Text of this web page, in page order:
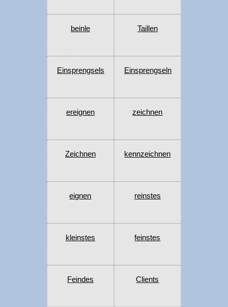
beinle Taillen
Einsprengsels Einsprengseln
ereignen zeichnen
Zeichnen kennzeichnen
eignen reinstes
kleinstes feinstes
Feindes Clients